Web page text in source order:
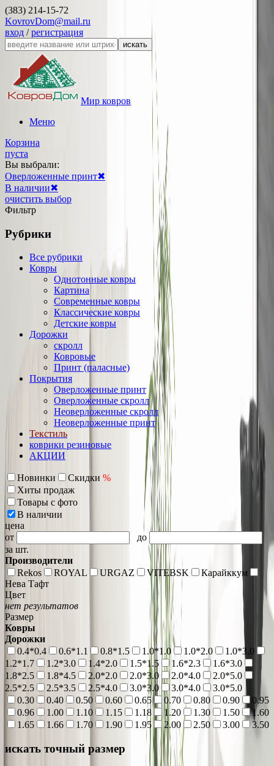
(383) 214-15-72
KovrovDom@mail.ru
вход /регистрация
искать
Мир ковров
Меню
Корзина
пуста
Вы выбрали:
Оверложенные принт✖
В наличии✖
очистить выбор
Фильтр
Рубрики
Все рубрики
Ковры
Однотонные ковры
Картина
Современные ковры
Классические ковры
Детские ковры
Дорожки
скролл
Ковровые
Принт (паласные)
Покрытия
Оверложенные принт
Оверложенные скролл
Неоверложенные скролл
Неоверложенные принт
Текстиль
коврики резиновые
АКЦИИ
Новинки Скидки %
Хиты продаж
Товары с фото
В наличии
цена
от
до
за шт.
Производители
Rekos
ROYAL URGAZ VITEBSK
Карайккум
Нева Тафт
Цвет
нет результатов
Размер
Ковры
Дорожки
0.4*0.4
0.6*1.1 0.8*1.5 1.0*1.0 1.0*2.0
1.0*3.0
1.2*1.7
1.2*3.0 1.4*2.0 1.5*1.5 1.6*2.3
1.6*3.0
1.8*2.5
1.8*4.5 2.0*2.0 2.0*3.0 2.0*4.0
2.0*5.0
2.5*2.5
2.5*3.5 2.5*4.0 3.0*3.0 3.0*4.0
3.0*5.0
0.30
0.40 0.50 0.60 0.65 0.70 0.80 0.90
0.95
0.96
1.00 1.10 1.15 1.18 1.20 1.30 1.50
1.60
1.65
1.66 1.70 1.90 1.95 2.00 2.50 3.00 3.50
искать точный размер